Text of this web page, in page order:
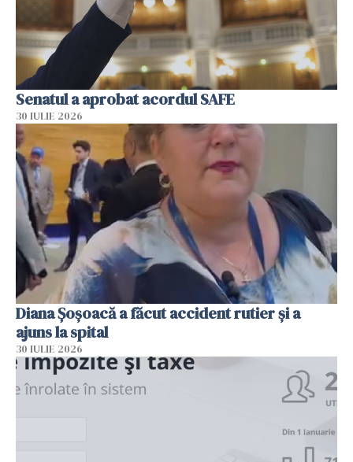
Senatul a aprobat acordul SAFE
30 IULIE 2026
Diana Șoșoacă a făcut accident rutier și a
ajuns la spital
30 IULIE 2026